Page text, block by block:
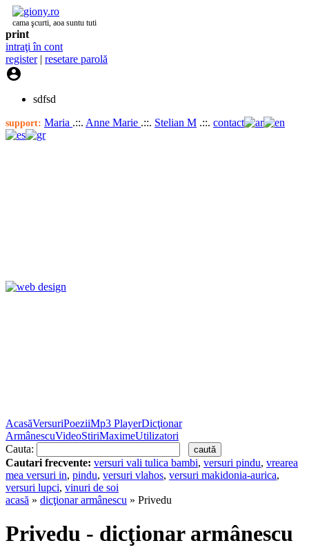
cama şcurti, aoa suntu tuti
print
intraţi în cont
register| resetare parolă

sdfsd
support: Maria .::. Anne Marie .::. Stelian M .::. contact
AcasăVersuriPoeziiMp3 PlayerDicţionar
ArmânescuVideoStiriMaximeUtilizatori
Cauta:
Cautari frecvente: versuri vali tulica bambi, versuri pindu, vrearea
mea versuri in, pindu, versuri vlahos, versuri makidonia-aurica,
versuri lupci, vinuri de soi
acasă » dicţionar armânescu » Privedu
Privedu - dicţionar armânescu